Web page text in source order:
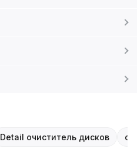
Detail очиститель дисков